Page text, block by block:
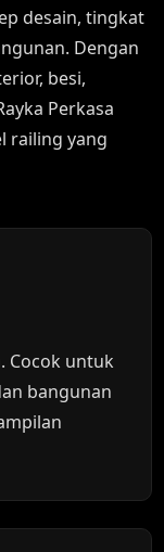
desain, tingkat
Dengan
besi,
Perkasa
railing yang
Cocok untuk
bangunan